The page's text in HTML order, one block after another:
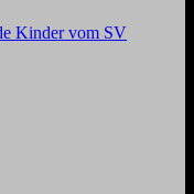
Kinder vom SV